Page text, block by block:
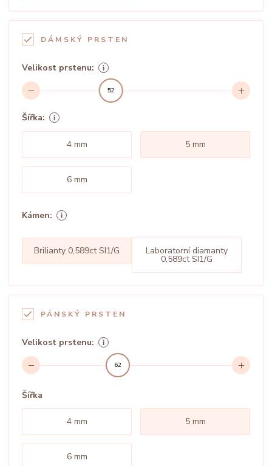
DÁMSKÝ PRSTEN
Velikost prstenu:
52
Šířka:
4 mm 5 mm
6 mm
Kámen:
Brilianty 0,589ct SI1/G Laboratorní diamanty
0,589ct SI1/G
PÁNSKÝ PRSTEN
Velikost prstenu:
62
Šířka
4 mm 5 mm
6 mm